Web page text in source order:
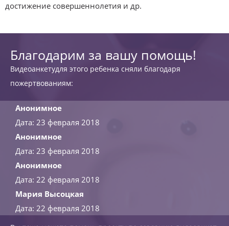
достижение совершеннолетия и др.
Благодарим за вашу помощь!
Видеоанкетудля этого ребенка сняли благодаря
пожертвованиям:
Анонимное
Дата: 23 февраля 2018
Анонимное
Дата: 23 февраля 2018
Анонимное
Дата: 22 февраля 2018
Мария Высоцкая
Дата: 22 февраля 2018